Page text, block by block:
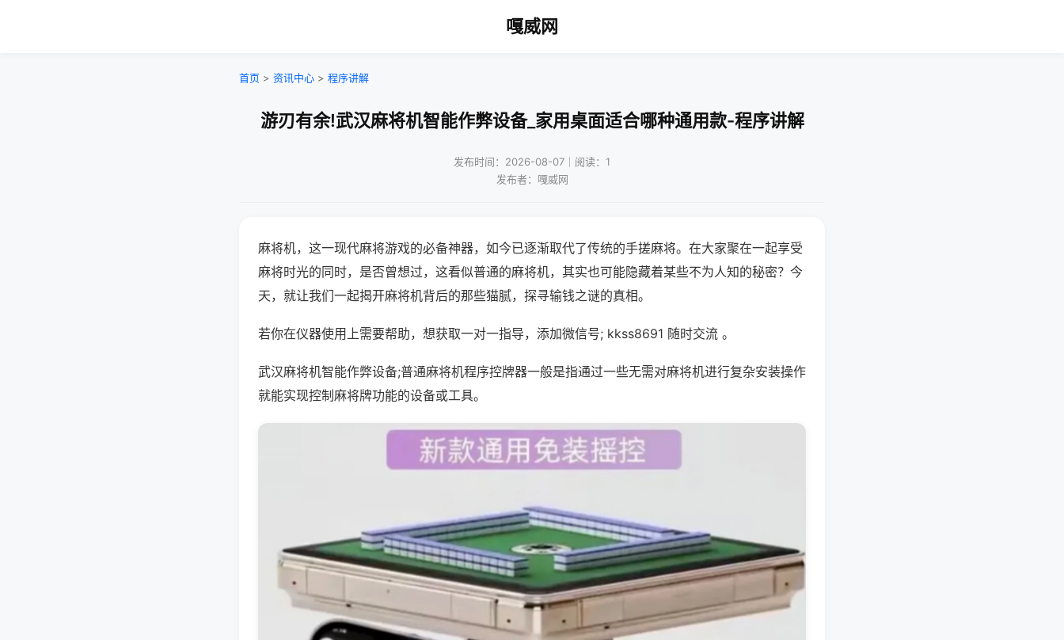
嘎威网
首页 > 资讯中心 > 程序讲解
游刃有余!武汉麻将机智能作弊设备_家用桌面适合哪种通用款-程序讲解
发布时间：2026-08-07｜阅读：1
发布者：嘎威网
麻将机，这一现代麻将游戏的必备神器，如今已逐渐取代了传统的手搓麻将。在大家聚在一起享受
麻将时光的同时，是否曾想过，这看似普通的麻将机，其实也可能隐藏着某些不为人知的秘密？今
天，就让我们一起揭开麻将机背后的那些猫腻，探寻输钱之谜的真相。
若你在仪器使用上需要帮助，想获取一对一指导，添加微信号; kkss8691 随时交流 。
武汉麻将机智能作弊设备;普通麻将机程序控牌器一般是指通过一些无需对麻将机进行复杂安装操作
就能实现控制麻将牌功能的设备或工具。